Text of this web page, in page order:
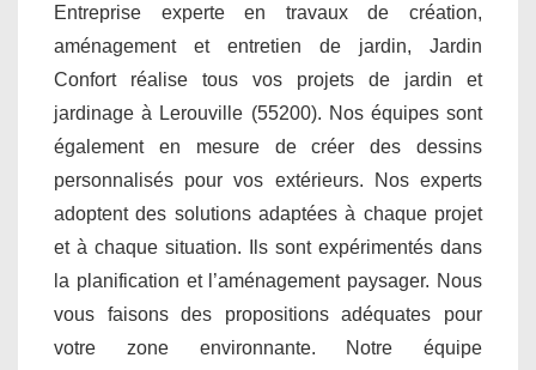
Entreprise experte en travaux de création,
aménagement et entretien de jardin, Jardin
Confort réalise tous vos projets de jardin et
jardinage à Lerouville (55200). Nos équipes sont
également en mesure de créer des dessins
personnalisés pour vos extérieurs. Nos experts
adoptent des solutions adaptées à chaque projet
et à chaque situation. Ils sont expérimentés dans
la planification et l’aménagement paysager. Nous
vous faisons des propositions adéquates pour
votre zone environnante. Notre équipe